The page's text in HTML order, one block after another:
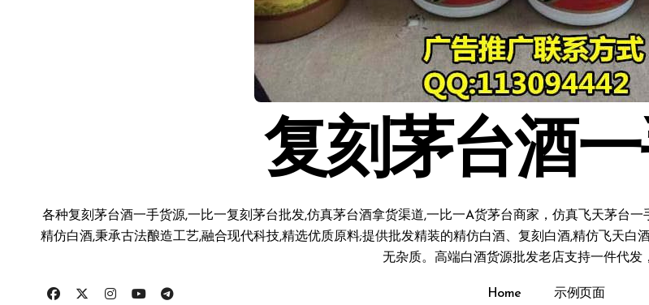
复刻茅台酒
各种复刻茅台酒一手货源,一比一复刻茅台批发,仿真茅台酒拿货渠道,一比一A货茅台商家，仿真飞天茅台
精仿白酒,秉承古法酿造工艺,融合现代科技,精选优质原料;提供批发精装的精仿白酒、复刻白酒,精仿飞天白
无杂质。高端白酒货源批发老店支持一件代发
Home 示例页面